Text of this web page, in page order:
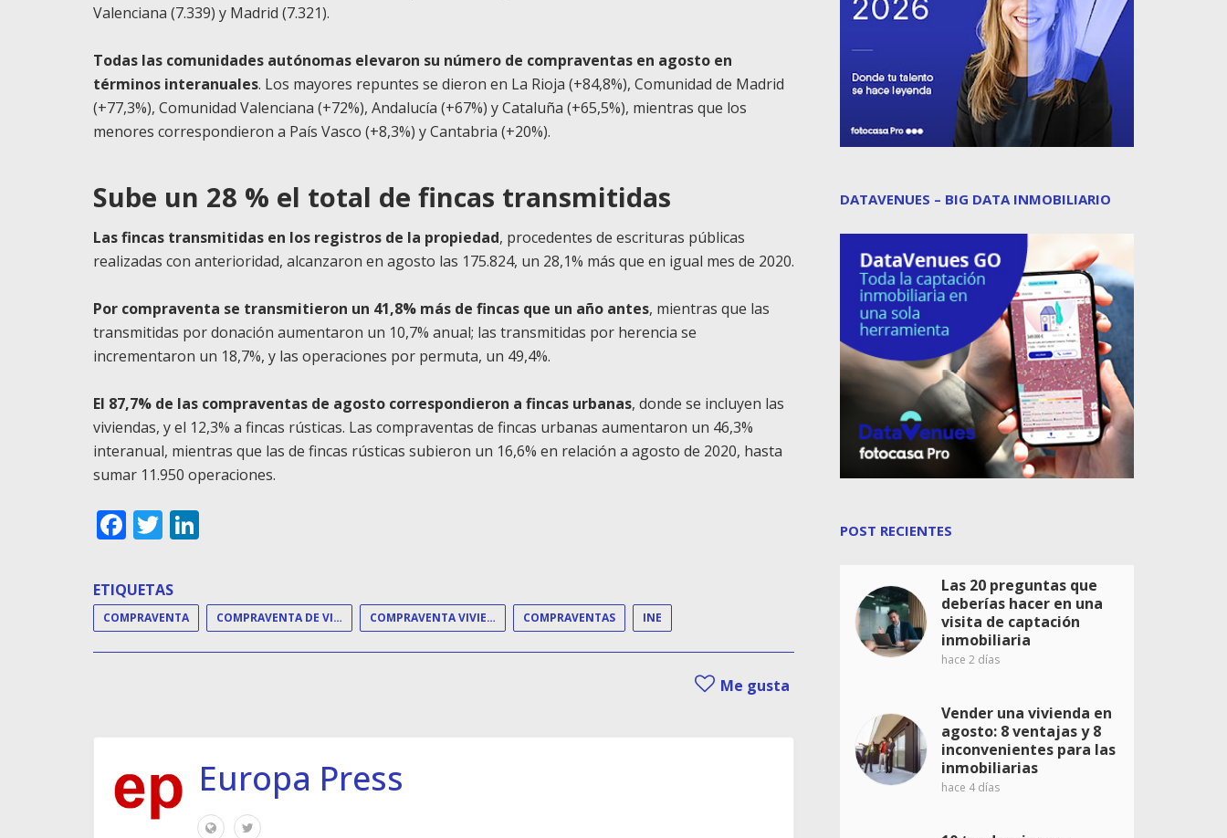
Valenciana (7.339) y Madrid (7.321).
Todas las comunidades autónomas elevaron su número de compraventas en agosto en
términos interanuales. Los mayores repuntes se dieron en La Rioja (+84,8%), Comunidad de Madrid
(+77,3%), Comunidad Valenciana (+72%), Andalucía (+67%) y Cataluña (+65,5%), mientras que los
menores correspondieron a País Vasco (+8,3%) y Cantabria (+20%).
Sube un 28 % el total de fincas transmitidas
Las fincas transmitidas en los registros de la propiedad, procedentes de escrituras públicas
realizadas con anterioridad, alcanzaron en agosto las 175.824, un 28,1% más que en igual mes de 2020.
Por compraventa se transmitieron un 41,8% más de fincas que un año antes, mientras que las
transmitidas por donación aumentaron un 10,7% anual; las transmitidas por herencia se
incrementaron un 18,7%, y las operaciones por permuta, un 49,4%.
El 87,7% de las compraventas de agosto correspondieron a fincas urbanas, donde se incluyen las
viviendas, y el 12,3% a fincas rústicas. Las compraventas de fincas urbanas aumentaron un 46,3%
interanual, mientras que las de fincas rústicas subieron un 16,6% en relación a agosto de 2020, hasta
sumar 11.950 operaciones.
Facebook
Twitter
ETIQUETAS
COMPRAVENTA COMPRAVENTA DE VIVIENDAS COMPRAVENTA VIVIENDA COMPRAVENTAS INE
Me gusta
Europa Press
DATAVENUES – BIG DATA INMOBILIARIO
POST RECIENTES
Las 20 preguntas que
deberías hacer en una
visita de captación
inmobiliaria
hace 2 días
Vender una vivienda en
agosto: 8 ventajas y 8
inconvenientes para las
inmobiliarias
hace 4 días